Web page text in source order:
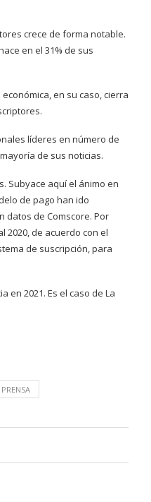
crece de forma notable.
en el 31% de sus
en su caso, cierra
líderes en número de
de sus noticias.
Subyace aquí el ánimo en
de pago han ido
datos de Comscore. Por
2020, de acuerdo con el
de suscripción, para
2021. Es el caso de La
PRENSA